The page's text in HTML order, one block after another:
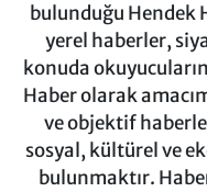
bulunduğu Hendek
yerel haberler,
konuda
Haber olarak
ve objektif
sosyal, kültürel ve
bulunmaktır.